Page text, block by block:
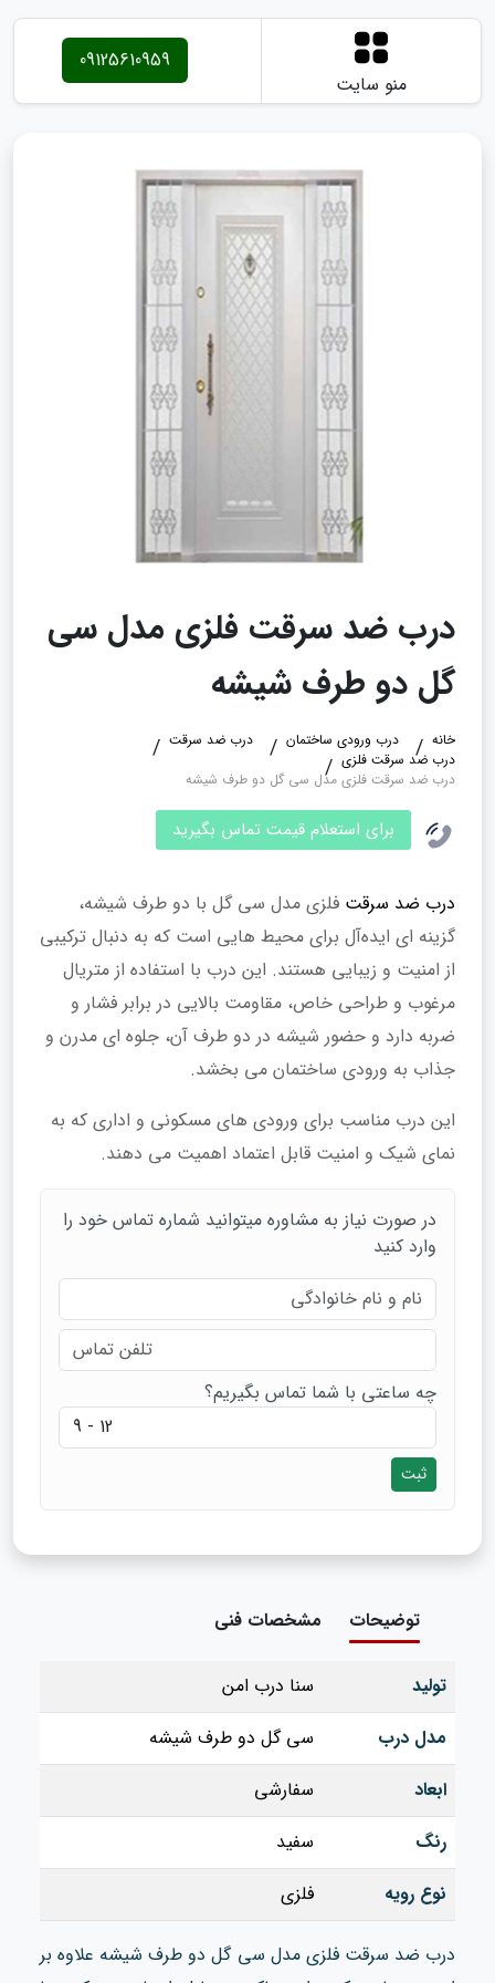
منو سایت
09125610959
درب ضد سرقت فلزی مدل سی
گل دو طرف شیشه
خانه درب ورودی ساختمان
درب ضد سرقت
درب ضد سرقت فلزی
درب ضد سرقت فلزی مدل سی گل دو طرف شیشه
برای استعلام قیمت تماس بگیرید
درب ضد سرقت فلزی مدل سی گل با دو طرف شیشه،
گزینه‌ ای ایده‌آل برای محیط هایی است که به دنبال ترکیبی
از امنیت و زیبایی هستند. این درب با استفاده از متریال
مرغوب و طراحی خاص، مقاومت بالایی در برابر فشار و
ضربه دارد و حضور شیشه در دو طرف آن، جلوه‌ ای مدرن و
جذاب به ورودی ساختمان می‌ بخشد.
این درب مناسب برای ورودی‌ های مسکونی و اداری که به
نمای شیک و امنیت قابل اعتماد اهمیت می‌ دهند.
در صورت نیاز به مشاوره میتوانید شماره تماس خود را
وارد کنید
چه ساعتی با شما تماس بگیریم؟
ثبت
توضیحات مشخصات فنی
تولید
سنا درب امن
مدل درب
سی گل دو طرف شیشه
ابعاد
سفارشی
رنگ
سفید
نوع رویه
فلزی
درب ضد سرقت فلزی مدل سی گل دو طرف شیشه علاوه بر